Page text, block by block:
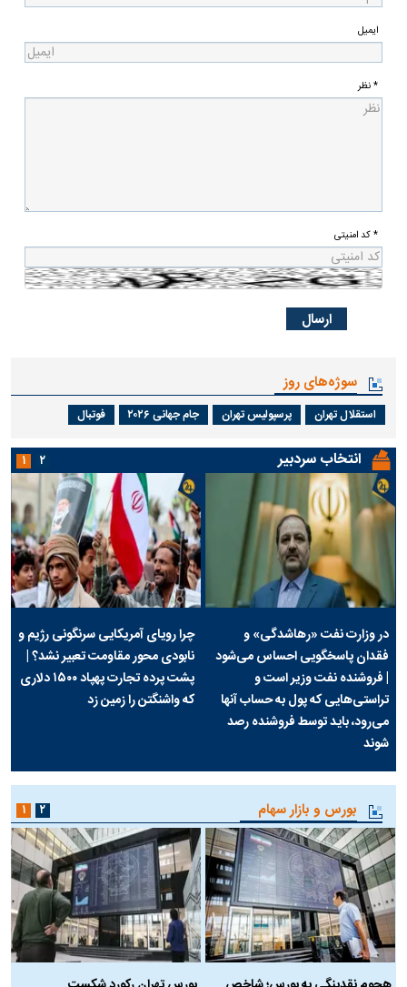
ایمیل
* نظر
* کد امنیتی
سوژه‌های روز
استقلال تهران پرسپولیس تهران جام جهانی ۲۰۲۶ فوتبال
انتخاب سردبیر
در وزارت نفت «رهاشدگی» و
فقدان پاسخگویی احساس می‌شود
| فروشنده نفت وزیر است و
تراستی‌هایی که پول به حساب آنها
می‌رود، باید توسط فروشنده رصد
شوند
چرا رویای آمریکایی سرنگونی رژیم و
نابودی محور مقاومت تعبیر نشد؟ |
پشت پرده تجارت پهپاد‌ ۱۵۰۰ دلاری
که واشنگتن را زمین زد
۱ ۲
بورس و بازار سهام ۱ ۲